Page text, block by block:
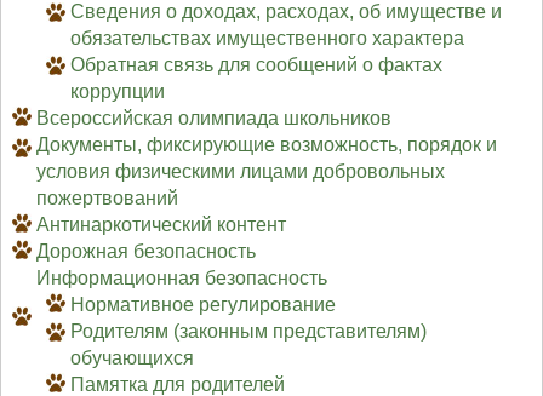
Сведения о доходах, расходах, об имуществе и
обязательствах имущественного характера
Обратная связь для сообщений о фактах
коррупции
Всероссийская олимпиада школьников
Документы, фиксирующие возможность, порядок и
условия физическими лицами добровольных
пожертвований
Антинаркотический контент
Дорожная безопасность
Информационная безопасность
Нормативное регулирование
Родителям (законным представителям)
обучающихся
Памятка для родителей